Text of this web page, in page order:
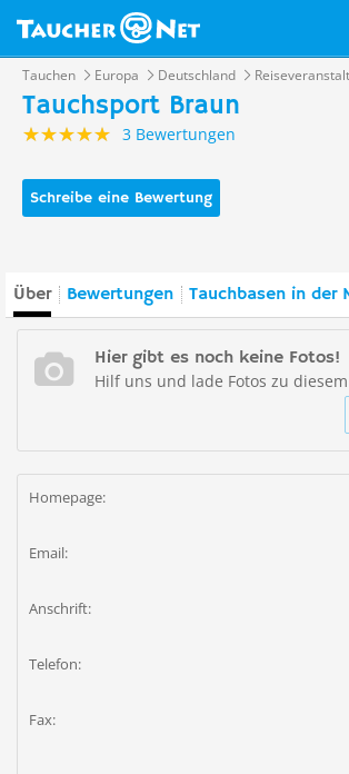
Tauchen Europa Deutschland
Tauchsport Braun
3 Bewertungen
Schreibe eine Bewertung
Über Bewertungen Tauchbasen in der
Hier gibt es noch keine Fotos!
Hilf uns und lade Fotos zu
Homepage:
Email:
Anschrift:
Telefon:
Fax: